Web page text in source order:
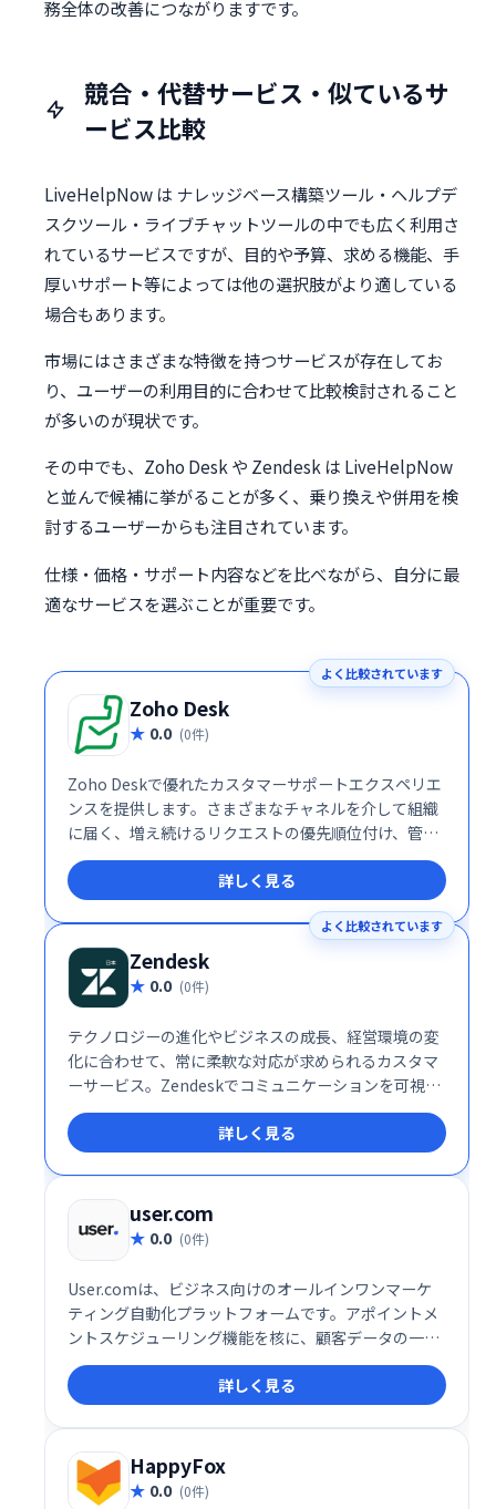
務全体の改善につながりますです。
競合・代替サービス・似ているサ
ービス比較
LiveHelpNow は ナレッジベース構築ツール・ヘルプデ
スクツール・ライブチャットツールの中でも広く利用さ
れているサービスですが、目的や予算、求める機能、手
厚いサポート等によっては他の選択肢がより適している
場合もあります。
市場にはさまざまな特徴を持つサービスが存在してお
り、ユーザーの利用目的に合わせて比較検討されること
が多いのが現状です。
その中でも、Zoho Desk や Zendesk は LiveHelpNow
と並んで候補に挙がることが多く、乗り換えや併用を検
討するユーザーからも注目されています。
仕様・価格・サポート内容などを比べながら、自分に最
適なサービスを選ぶことが重要です。
よく比較されています
Zoho Desk
0.0 (0件)
Zoho Deskで優れたカスタマーサポートエクスペリエ
ンスを提供します。さまざまなチャネルを介して組織
に届く、増え続けるリクエストの優先順位付け、管
理、終了。サポート知識ベースを構築して公開しま
す。
詳しく見る
よく比較されています
Zendesk
0.0 (0件)
テクノロジーの進化やビジネスの成長、経営環境の変
化に合わせて、常に柔軟な対応が求められるカスタマ
ーサービス。Zendeskでコミュニケーションを可視化
し、お客様の期待値を超える体験を届けませんか？
詳しく見る
user.com
0.0 (0件)
User.comは、ビジネス向けのオールインワンマーケ
ティング自動化プラットフォームです。アポイントメ
ントスケジューリング機能を核に、顧客データの一元
管理でエンゲージメントとコンバージョン率向上を実
現します。様々なコミュニケーションチャネルを統合
し、効率的な顧客接点を促進。予約スケジュールの最
適化で、ビジネス成長を支援します。
詳しく見る
HappyFox
0.0 (0件)